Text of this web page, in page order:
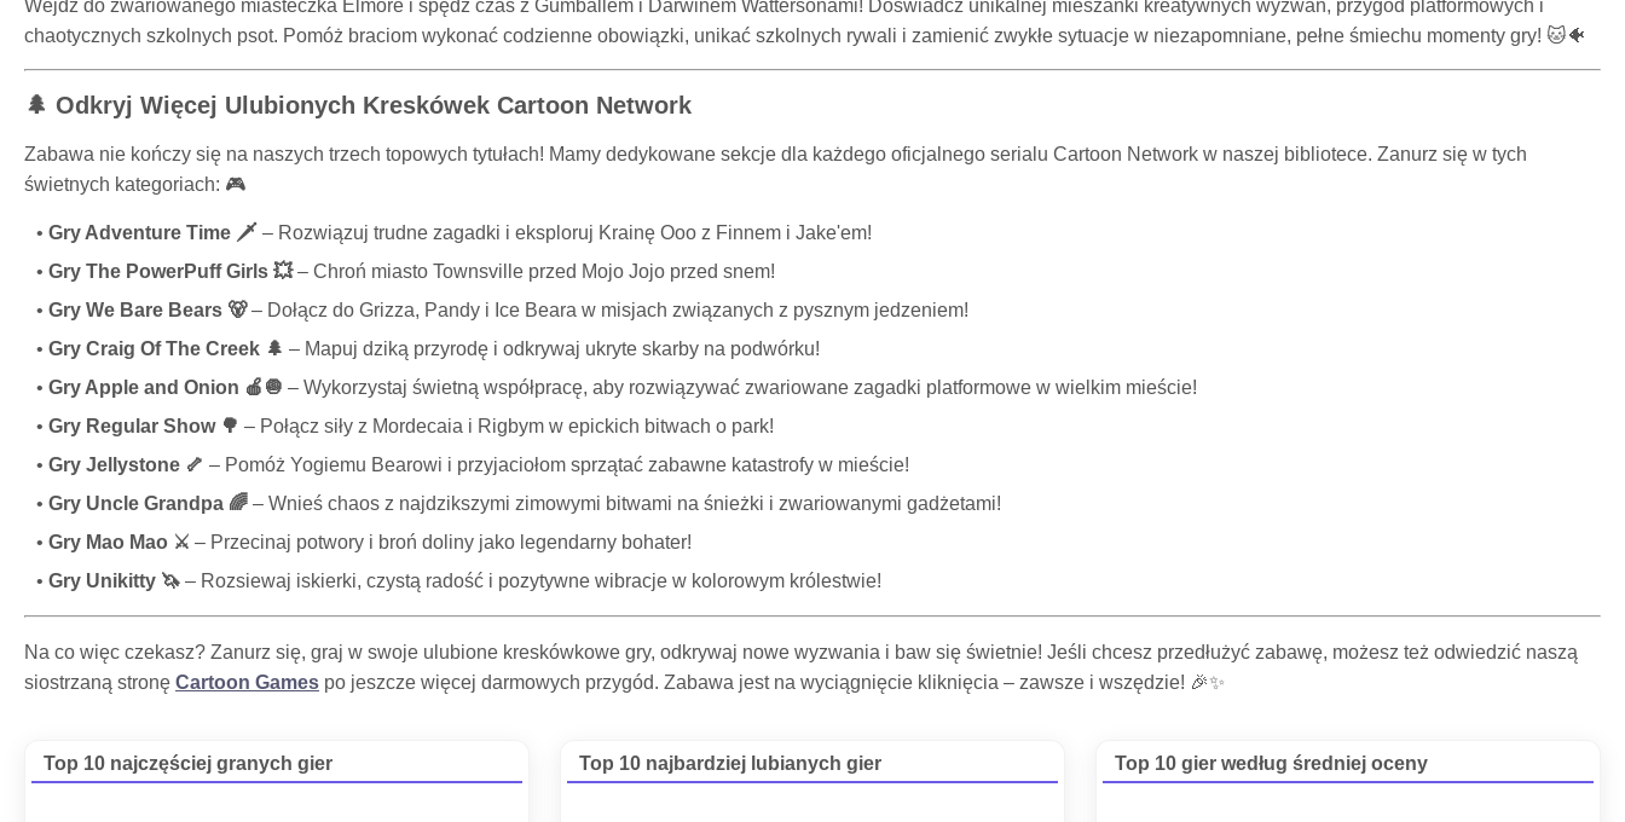
Wejdź do zwariowanego miasteczka Elmore i spędź czas z Gumballem i Darwinem Wattersonami! Doświadcz unikalnej mieszanki kreatywnych wyzwań, przygód platformowych i
chaotycznych szkolnych psot. Pomóż braciom wykonać codzienne obowiązki, unikać szkolnych rywali i zamienić zwykłe sytuacje w niezapomniane, pełne śmiechu momenty gry! 🐱🐠
🌲 Odkryj Więcej Ulubionych Kreskówek Cartoon Network
Zabawa nie kończy się na naszych trzech topowych tytułach! Mamy dedykowane sekcje dla każdego oficjalnego serialu Cartoon Network w naszej bibliotece. Zanurz się w tych
świetnych kategoriach: 🎮
Gry Adventure Time 🗡️ – Rozwiązuj trudne zagadki i eksploruj Krainę Ooo z Finnem i Jake'em!
Gry The PowerPuff Girls 💥– Chroń miasto Townsville przed Mojo Jojo przed snem!
Gry We Bare Bears 🐻– Dołącz do Grizza, Pandy i Ice Beara w misjach związanych z pysznym jedzeniem!
Gry Craig Of The Creek 🌲 – Mapuj dziką przyrodę i odkrywaj ukryte skarby na podwórku!
Gry Apple and Onion 🍎🧅 – Wykorzystaj świetną współpracę, aby rozwiązywać zwariowane zagadki platformowe w wielkim mieście!
Gry Regular Show 🌳 – Połącz siły z Mordecaia i Rigbym w epickich bitwach o park!
Gry Jellystone 🦴 – Pomóż Yogiemu Bearowi i przyjaciołom sprzątać zabawne katastrofy w mieście!
Gry Uncle Grandpa 🌈 – Wnieś chaos z najdzikszymi zimowymi bitwami na śnieżki i zwariowanymi gadżetami!
Gry Mao Mao ⚔️ – Przecinaj potwory i broń doliny jako legendarny bohater!
Gry Unikitty 🦄 – Rozsiewaj iskierki, czystą radość i pozytywne wibracje w kolorowym królestwie!
Na co więc czekasz? Zanurz się, graj w swoje ulubione kreskówkowe gry, odkrywaj nowe wyzwania i baw się świetnie! Jeśli chcesz przedłużyć zabawę, możesz też odwiedzić naszą
siostrzaną stronę Cartoon Games po jeszcze więcej darmowych przygód. Zabawa jest na wyciągnięcie kliknięcia – zawsze i wszędzie! 🎉✨
Top 10 najczęściej granych gier Top 10 najbardziej lubianych gier Top 10 gier według średniej oceny